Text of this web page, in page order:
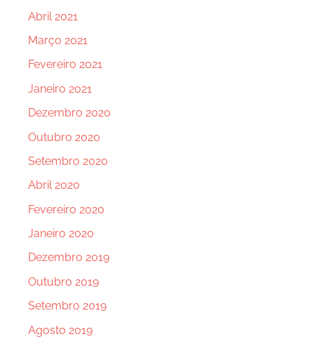
Abril 2021
Março 2021
Fevereiro 2021
Janeiro 2021
Dezembro 2020
Outubro 2020
Setembro 2020
Abril 2020
Fevereiro 2020
Janeiro 2020
Dezembro 2019
Outubro 2019
Setembro 2019
Agosto 2019